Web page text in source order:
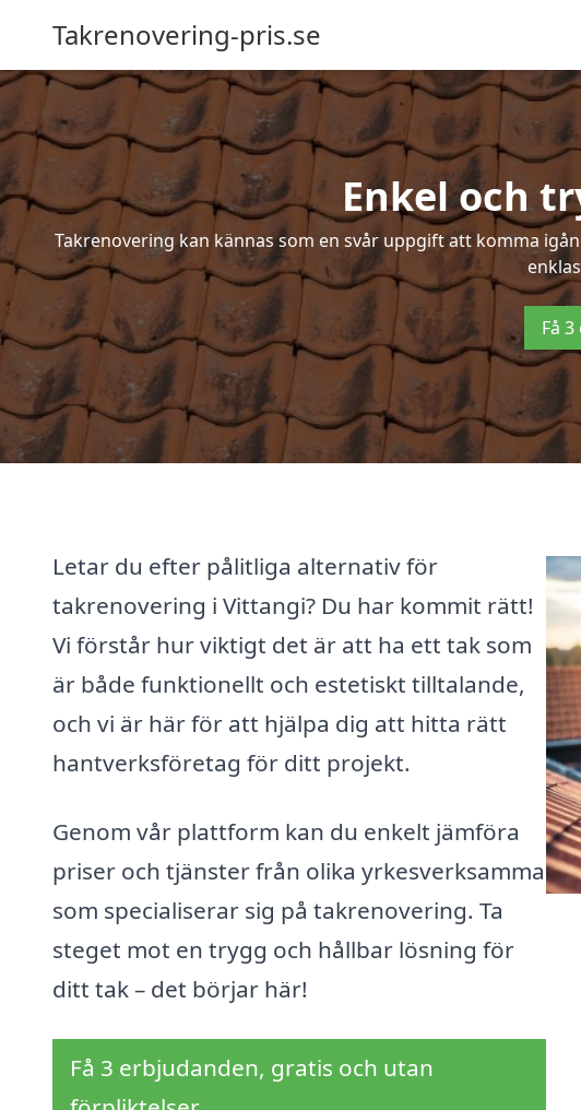
Takrenovering-pris.se
Enkel och
Takrenovering kan kännas som en svår uppgift att komma
Få
Letar du efter pålitliga alternativ för
takrenovering i Vittangi? Du har kommit rätt!
Vi förstår hur viktigt det är att ha ett tak som
är både funktionellt och estetiskt tilltalande,
och vi är här för att hjälpa dig att hitta rätt
hantverksföretag för ditt projekt.
Genom vår plattform kan du enkelt jämföra
priser och tjänster från olika yrkesverksamma
som specialiserar sig på takrenovering. Ta
steget mot en trygg och hållbar lösning för
ditt tak – det börjar här!
Få 3 erbjudanden, gratis och utan